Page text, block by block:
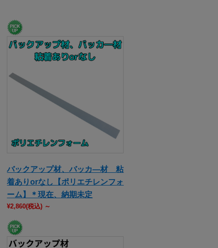
バックアップ材、バッカ―材 粘
着ありorなし【ポリエチレンフォ
ーム】＊現在、納期未定
¥2,860(税込) ～